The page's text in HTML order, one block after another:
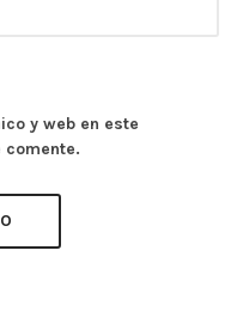
y web en este
comente.